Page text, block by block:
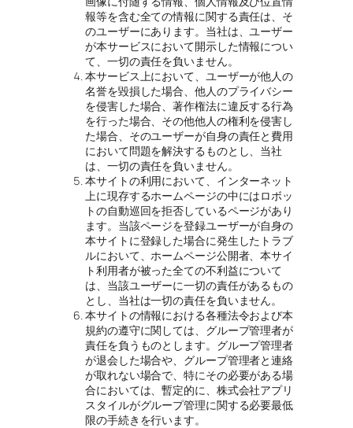
報等を含む全ての情報に関する責任は、そ
のユーザーにあります。当社は、ユーザー
が本サービスにおいて開示した情報につい
て、一切の責任を負いません。
本サービス上において、ユーザーが他人の
名誉を毀損した場合、他人のプライバシー
を侵害した場合、著作権法に違反する行為
を行った場合、その他他人の権利を侵害し
た場合、そのユーザーが自身の責任と費用
において問題を解決するものとし、当社
は、一切の責任を負いません。
本サイトの利用において、インターネット
上に現存するホームページの中にはロボッ
トの自動巡回を拒否しているページがあり
ます。当該ページを登録ユーザーが自身の
本サイトに登録した場合に発生したトラブ
ルにおいて、ホームページ公開者、本サイ
ト利用者が被った全ての不利益について
は、当該ユーザーに一切の責任があるもの
とし、当社は一切の責任を負いません。
本サイトの情報における各種法令および本
規約の遵守に関しては、グループ管理者が
責任を負うものとします。グループ管理者
が退会した場合や、グループ管理者と連絡
が取れない場合で、特にその必要がある場
合においては、暫定的に、株式会社アプリ
スタイルがグループ管理に関する必要最低
限の手続きを行います。